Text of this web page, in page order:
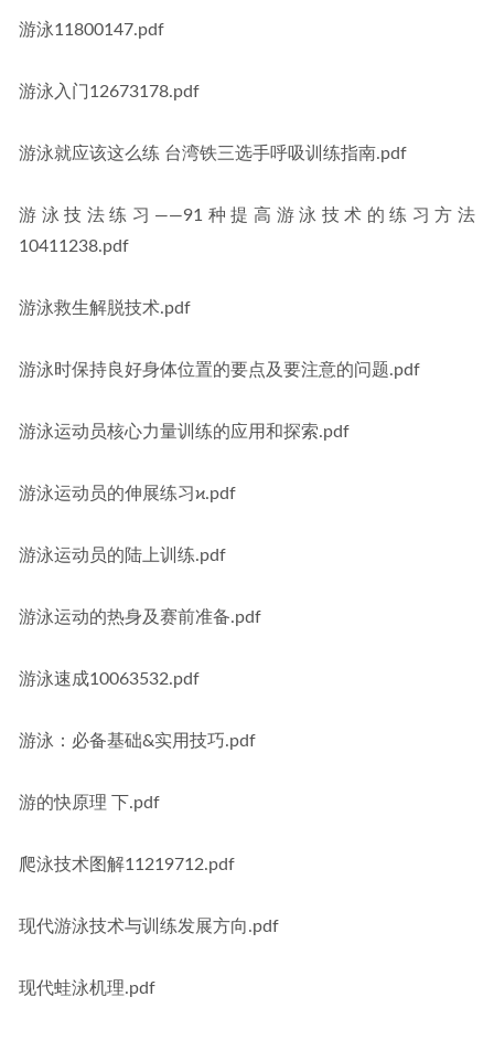
游泳11800147.pdf
游泳入门12673178.pdf
游泳就应该这么练 台湾铁三选手呼吸训练指南.pdf
游泳技法练习——91种提高游泳技术的练习方法
10411238.pdf
游泳救生解脱技术.pdf
游泳时保持良好身体位置的要点及要注意的问题.pdf
游泳运动员核心力量训练的应用和探索.pdf
游泳运动员的伸展练习ϰ.pdf
游泳运动员的陆上训练.pdf
游泳运动的热身及赛前准备.pdf
游泳速成10063532.pdf
游泳：必备基础&实用技巧.pdf
游的快原理 下.pdf
爬泳技术图解11219712.pdf
现代游泳技术与训练发展方向.pdf
现代蛙泳机理.pdf